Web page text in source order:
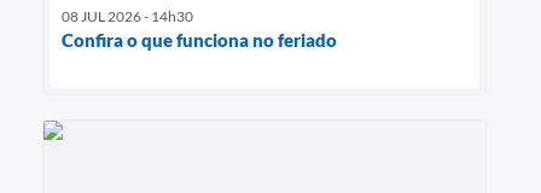
08 JUL 2026 - 14h30
Confira o que funciona no feriado